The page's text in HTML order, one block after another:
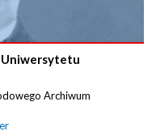
Uniwersytetu
Archiwum